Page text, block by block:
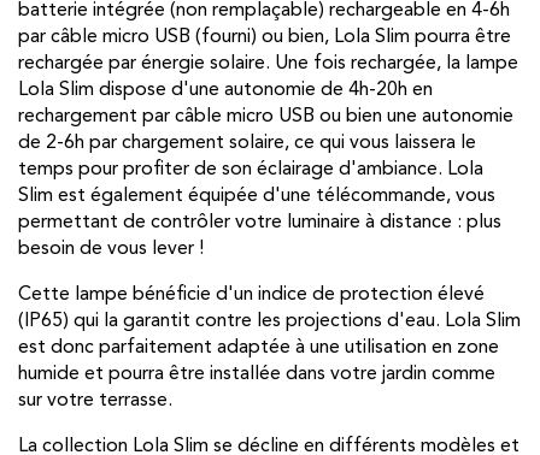
batterie intégrée (non remplaçable) rechargeable en 4-6h
par câble micro USB (fourni) ou bien, Lola Slim pourra être
rechargée par énergie solaire. Une fois rechargée, la lampe
Lola Slim dispose d'une autonomie de 4h-20h en
rechargement par câble micro USB ou bien une autonomie
de 2-6h par chargement solaire, ce qui vous laissera le
temps pour profiter de son éclairage d'ambiance. Lola
Slim est également équipée d'une télécommande, vous
permettant de contrôler votre luminaire à distance : plus
besoin de vous lever !
Cette lampe bénéficie d'un indice de protection élevé
(IP65) qui la garantit contre les projections d'eau. Lola Slim
est donc parfaitement adaptée à une utilisation en zone
humide et pourra être installée dans votre jardin comme
sur votre terrasse.
La collection Lola Slim se décline en différents modèles et